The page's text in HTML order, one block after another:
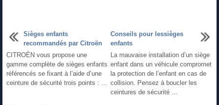
Sièges enfants
recommandés par Citroën
CITROËN vous propose une
gamme complète de sièges enfants
référencés se fixant à l’aide d’une
ceinture de sécurité trois points : ...
Conseils pour lessièges
enfants
La mauvaise installation d’un siège
enfant dans un véhicule compromet
la protection de l’enfant en cas de
collision. Pensez à boucler les
ceintures de sécurité ...